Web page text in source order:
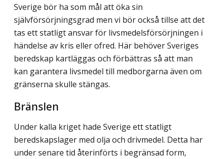
Sverige bör ha som mål att öka sin
självförsörjningsgrad men vi bör också tillse att det
tas ett statligt ansvar för livsmedelsförsörjningen i
händelse av kris eller ofred. Här behöver Sveriges
beredskap kartläggas och förbättras så att man
kan garantera livsmedel till medborgarna även om
gränserna skulle stängas.
Bränslen
Under kalla kriget hade Sverige ett statligt
beredskapslager med olja och drivmedel. Detta har
under senare tid återinförts i begränsad form,